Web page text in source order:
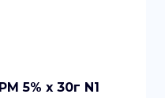
5% x 30г N1